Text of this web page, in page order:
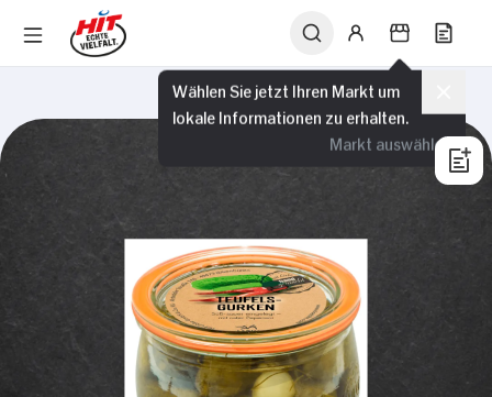
Wählen Sie jetzt Ihren Markt um
lokale Informationen zu erhalten.
Markt auswählen